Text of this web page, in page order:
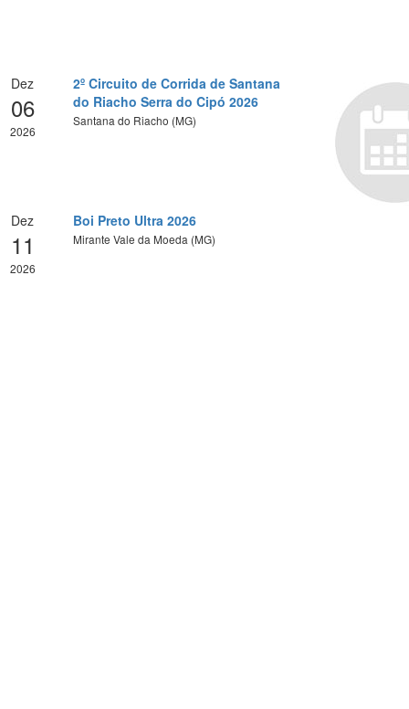
Dez
06
2026
2º Circuito de Corrida de Santana
do Riacho Serra do Cipó 2026
Santana do Riacho (MG)
Dez
11
2026
Boi Preto Ultra 2026
Mirante Vale da Moeda (MG)